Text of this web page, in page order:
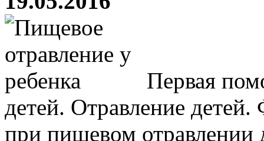
Первая
детей. Отравление
при пищевом